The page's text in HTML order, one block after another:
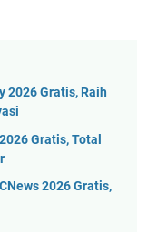
2026 Gratis, Raih
Gratis, Total
2026 Gratis,